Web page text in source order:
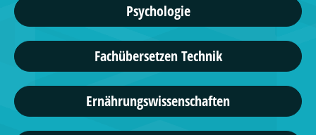
Psychologie
Fachübersetzen Technik
Ernährungswissenschaften